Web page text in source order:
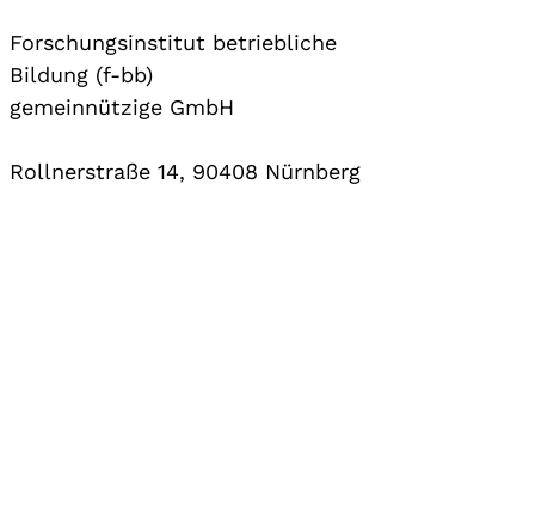
Forschungsinstitut betriebliche
Bildung (f-bb)
gemeinnützige GmbH
Rollnerstraße 14, 90408 Nürnberg